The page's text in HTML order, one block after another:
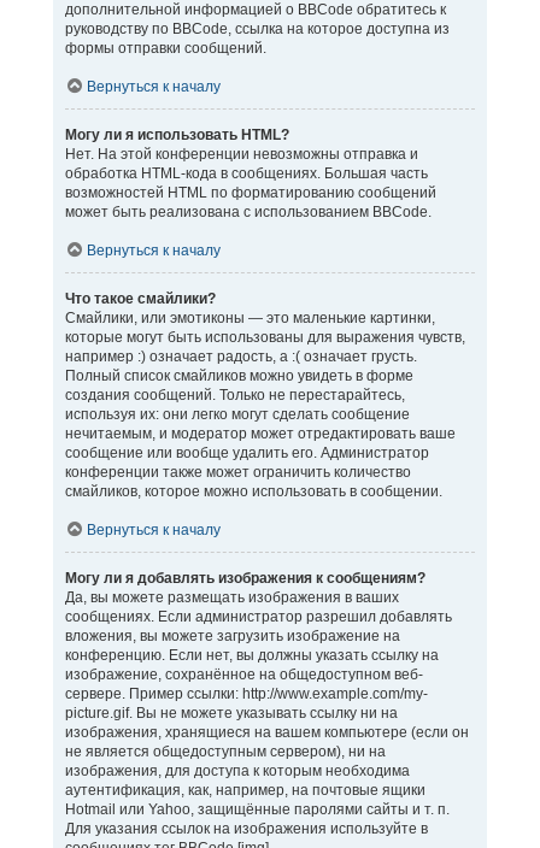
дополнительной информацией о BBCode обратитесь к
руководству по BBCode, ссылка на которое доступна из
формы отправки сообщений.
Вернуться к началу
Могу ли я использовать HTML?
Нет. На этой конференции невозможны отправка и
обработка HTML-кода в сообщениях. Большая часть
возможностей HTML по форматированию сообщений
может быть реализована с использованием BBCode.
Вернуться к началу
Что такое смайлики?
Смайлики, или эмотиконы — это маленькие картинки,
которые могут быть использованы для выражения чувств,
например :) означает радость, а :( означает грусть.
Полный список смайликов можно увидеть в форме
создания сообщений. Только не перестарайтесь,
используя их: они легко могут сделать сообщение
нечитаемым, и модератор может отредактировать ваше
сообщение или вообще удалить его. Администратор
конференции также может ограничить количество
смайликов, которое можно использовать в сообщении.
Вернуться к началу
Могу ли я добавлять изображения к сообщениям?
Да, вы можете размещать изображения в ваших
сообщениях. Если администратор разрешил добавлять
вложения, вы можете загрузить изображение на
конференцию. Если нет, вы должны указать ссылку на
изображение, сохранённое на общедоступном веб-
сервере. Пример ссылки: http://www.example.com/my-
picture.gif. Вы не можете указывать ссылку ни на
изображения, хранящиеся на вашем компьютере (если он
не является общедоступным сервером), ни на
изображения, для доступа к которым необходима
аутентификация, как, например, на почтовые ящики
Hotmail или Yahoo, защищённые паролями сайты и т. п.
Для указания ссылок на изображения используйте в